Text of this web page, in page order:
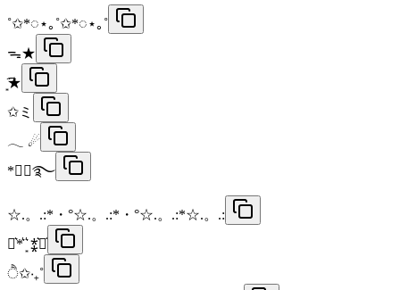
˚✩*◌⋆｡˚✩*◌⋆｡˚
ᯓ★
͙͘͡★
✩ミ
𓂃‬ ☄︎
*⋆ฺ࿐
☆.。.:*・°☆.。.:*・°☆.。.:*☆.。.:
⋆͛*͛ ͙͛ ⁑͛⋆͛
ੈ✩‧₊˚